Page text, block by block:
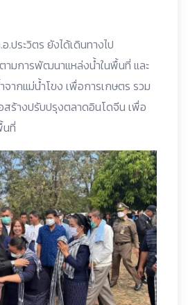
.ประวิตร ยังได้เดินทางไป
ามการพัฒนาแหล่งน้ำในพื้นที่ และ
ากแม่น้ำโขง เพื่อการเกษตร รวม
ร้างปรับปรุงตลาดอินโดจีน เพื่อ
นที่